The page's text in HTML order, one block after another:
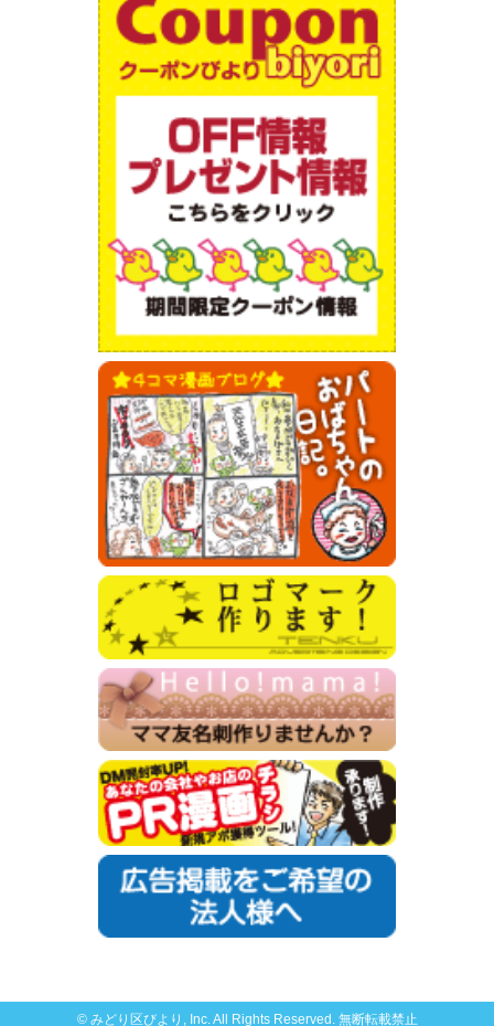
© みどり区びより, Inc. All Rights Reserved. 無断転載禁止